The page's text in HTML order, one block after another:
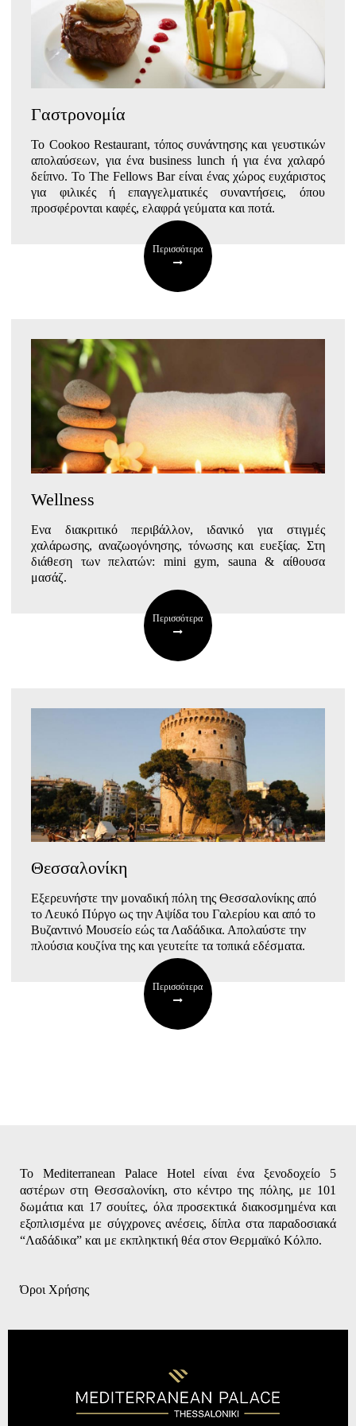
Γαστρονομία
Το Cookoo Restaurant, τόπος συνάντησης και γευστικών
απολαύσεων, για ένα business lunch ή για ένα χαλαρό
δείπνο. Το TheFellows Barείναι ένας χώρος ευχάριστος
για φιλικές ή επαγγελματικές συναντήσεις, όπου
προσφέρονται καφές, ελαφρά γεύματα και ποτά.
Περισσότερα
Wellness
Ενα διακριτικό περιβάλλον, ιδανικό για στιγμές
χαλάρωσης, αναζωογόνησης, τόνωσης και ευεξίας. Στη
διάθεση των πελατών: mini gym, sauna & αίθουσα
μασάζ.
Περισσότερα
Θεσσαλονίκη
Εξερευνήστε την μοναδική πόλη της Θεσσαλονίκης από
το Λευκό Πύργο ως την Αψίδα του Γαλερίου και από το
Βυζαντινό Μουσείο εώς τα Λαδάδικα. Απολαύστε την
πλούσια κουζίνα της και γευτείτε τα τοπικά εδέσματα.
Περισσότερα
Το Mediterranean Palace Hotel είναι ένα ξενοδοχείο 5
αστέρων στη Θεσσαλονίκη, στο κέντρο της πόλης, με 101
δωμάτια και 17 σουίτες, όλα προσεκτικά διακοσμημένα και
εξοπλισμένα με σύγχρονες ανέσεις, δίπλα στα παραδοσιακά
“Λαδάδικα” και με εκπληκτική θέα στον Θερμαϊκό Κόλπο.
Όροι Χρήσης